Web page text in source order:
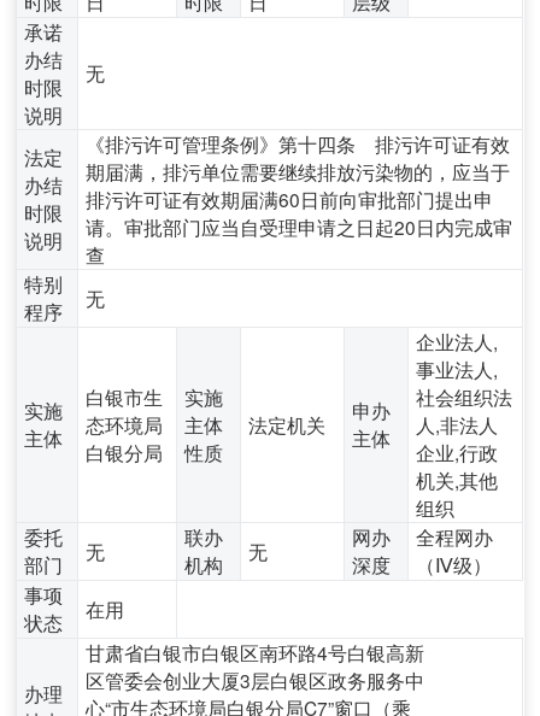
承诺
办结
时限
说明
无
法定
办结
时限
说明
《排污许可管理条例》第十四条 排污许可证有效
期届满，排污单位需要继续排放污染物的，应当于
排污许可证有效期届满60日前向审批部门提出申
请。审批部门应当自受理申请之日起20日内完成审
查
特别
程序
无
实施
主体
白银市生
态环境局
白银分局
实施
主体
性质
法定机关
申办
主体
企业法人,
事业法人,
社会组织法
人,非法人
企业,行政
机关,其他
组织
委托
部门
无
联办
机构
无
网办
深度
全程网办
（Ⅳ级）
事项
状态
在用
办理
甘肃省白银市白银区南环路4号白银高新
区管委会创业大厦3层白银区政务服务中
心“市生态环境局白银分局C7”窗口（乘